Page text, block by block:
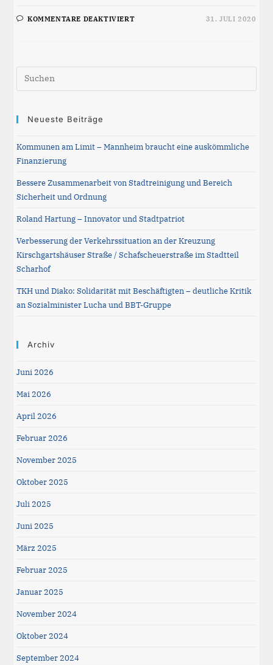
KOMMENTARE DEAKTIVIERTFÜR 31. JULI 2020
Neueste Beiträge
Kommunen am Limit – Mannheim braucht eine auskömmliche
Finanzierung
Bessere Zusammenarbeit von Stadtreinigung und Bereich
Sicherheit und Ordnung
Roland Hartung – Innovator und Stadtpatriot
Verbesserung der Verkehrssituation an der Kreuzung
Kirschgartshäuser Straße / Schafscheuerstraße im Stadtteil
Scharhof
TKH und Diako: Solidarität mit Beschäftigten – deutliche Kritik
an Sozialminister Lucha und BBT-Gruppe
Archiv
Juni 2026
Mai 2026
April 2026
Februar 2026
November 2025
Oktober 2025
Juli 2025
Juni 2025
März 2025
Februar 2025
Januar 2025
November 2024
Oktober 2024
September 2024